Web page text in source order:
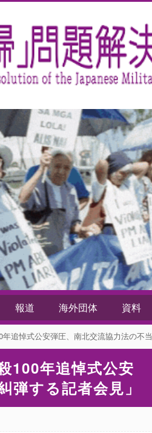
報道 海外団体 資料
圧、南北交流協力法の不当適用を糾弾する記者会見」
100年追悼式公安
弾する記者会見」